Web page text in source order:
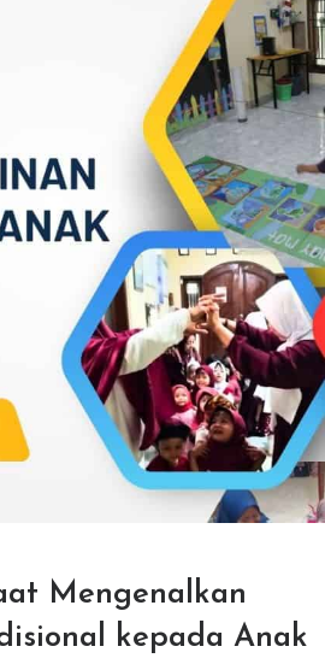
Mengenalkan
kepada Anak